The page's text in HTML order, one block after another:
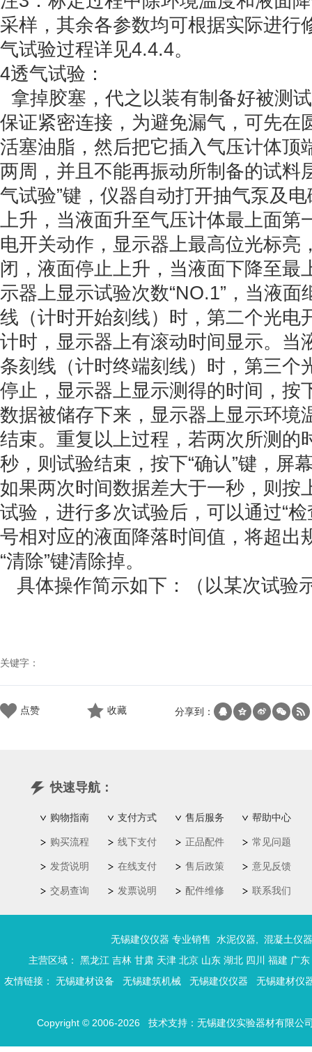
采样，其余各参数均可根据实际进行
气试验过程详见4.4.4。
4透气试验：
拿掉胶塞，代之以装有制备好被测
保证紧密连接，为避免漏气，可先在
活塞油脂，然后把它插入气压计体顶
两周，并且不能再振动所制备的试料
气试验”键，仪器自动打开抽气泵及
上升，当液面升至气压计体最上面
电开关动作，显示器上最高位光标亮
闭，液面停止上升，当液面下降至最
示器上显示试验次数“NO.1”，当液
线（计时开始刻线）时，第二个光电
计时，显示器上有滚动时间显示。当
条刻线（计时终端刻线）时，第三个
停止，显示器上显示测得的时间，按
数据被储存下来，显示器上显示环境
结束。重复以上过程，若两次所测的
秒，则试验结束，按下“确认”键，屏
如果两次时间数据差大于一秒，则按
试验，进行多次试验后，可以通过“
号相对应的液面降落时间值，将超出
“清除”键清除掉。
具体操作简示如下：（以某次试验
关键字：
点赞 收藏 分享到：
快速导航：
购物指南
购买流程
发货说明
交易查询
支付方式
线下支付
在线支付
发票说明
售后服务
正品配件
售后政策
配件维修
帮助中心
常见问题
意见反馈
联系我们
无锡建仪仪器 专业销售 水泥仪器
混凝土仪器
主营区域： 黑龙江 吉林 甘肃 天津 北京 山东 湖北 四川 福建 广东
友情链接： 无锡建材设备 无锡建筑机械 无锡建仪仪器 无锡建材仪
Copyright © 2006-2026 技术支持： 无锡建仪实验器材有限公